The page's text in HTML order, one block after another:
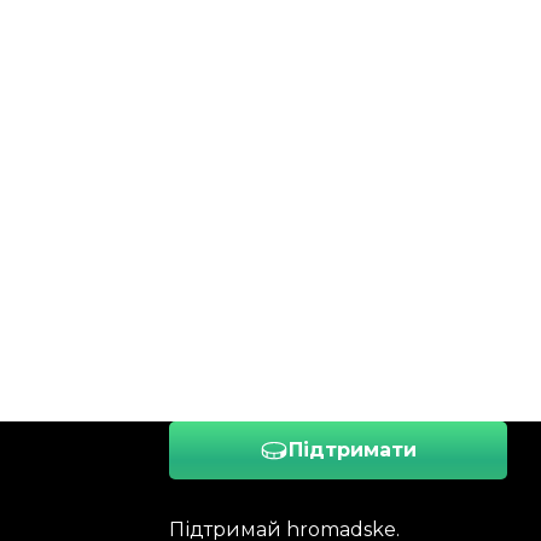
Підтримати
Підтримай hromadske.